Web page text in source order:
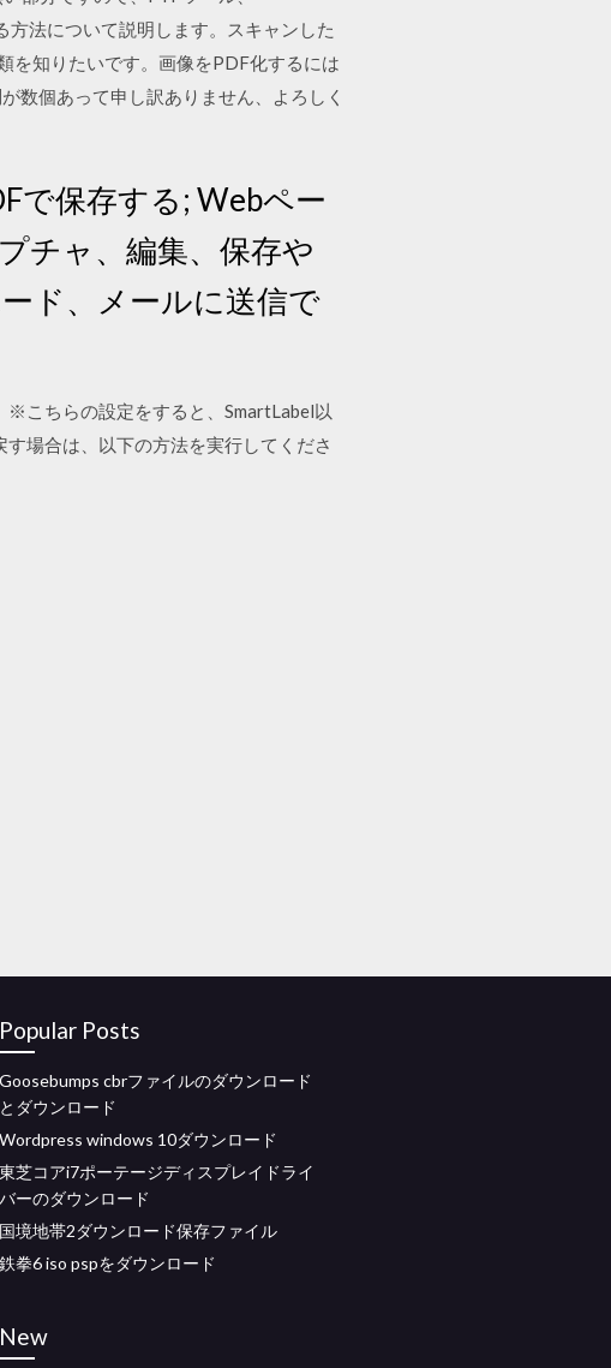
法について説明します。スキャンした
を知りたいです。画像をPDF化するには
数個あって申し訳ありません、よろしく
で保存する; Webペー
チャ、編集、保存や
ド、メールに送信で
こちらの設定をすると、SmartLabel以
場合は、以下の方法を実行してくださ
Popular Posts
Goosebumps cbrファイルのダウンロード
とダウンロード
Wordpress windows 10ダウンロード
東芝コアi7ポーテージディスプレイドライ
バーのダウンロード
国境地帯2ダウンロード保存ファイル
鉄拳6 iso pspをダウンロード
New